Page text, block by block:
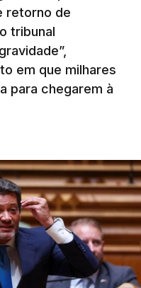
retorno de
tribunal
em que milhares
para chegarem à